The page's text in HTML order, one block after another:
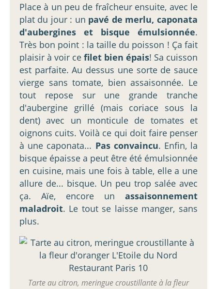
Place à un peu de fraîcheur ensuite, avec le
plat du jour : un pavé de merlu, caponata
d'aubergines et bisque émulsionnée.
Très bon point : la taille du poisson ! Ça fait
plaisir à voir ce filet bien épais! Sa cuisson
est parfaite. Au dessus une sorte de sauce
vierge sans tomate, bien assaisonnée. Le
tout repose sur une grande tranche
d'aubergine grillé (mais coriace sous la
dent) avec un monticule de tomates et
oignons cuits. Voilà ce qui doit faire penser
à une caponata... Pas convaincu. Enfin, la
bisque épaisse a peut être été émulsionnée
en cuisine, mais une fois à table, elle a une
allure de... bisque. Un peu trop salée avec
ça. Aïe, encore un assaisonnement
maladroit. Le tout se laisse manger, sans
plus.
Tarte au citron, meringue croustillante à la fleur